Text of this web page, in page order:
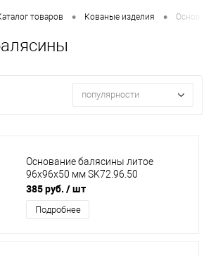
товаров • Кованые изделия •
популярности
Основание балясины литое
96х96х50 мм SK72.96.50
385 руб. / шт
Подробнее